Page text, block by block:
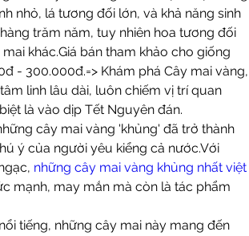
nhỏ, lá tương đối lớn, và khả năng sinh
trăm năm, tuy nhiên hoa tương đối
khác.Giá bán tham khảo cho giống
- 300.000đ.=> Khám phá Cây mai vàng,
linh lâu dài, luôn chiếm vị trí quan
là vào dịp Tết Nguyên đán.
cây mai vàng 'khủng' đã trở thành
ý của người yêu kiểng cả nước.Với
những cây mai vàng khủng nhất việt
mạnh, may mắn mà còn là tác phẩm
tiếng, những cây mai này mang đến